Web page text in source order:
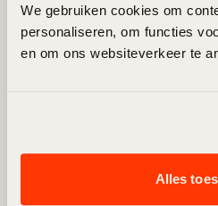
We gebruiken cookies om
personaliseren, om functies
en om ons websiteverkeer te
Alles
PEOPLE